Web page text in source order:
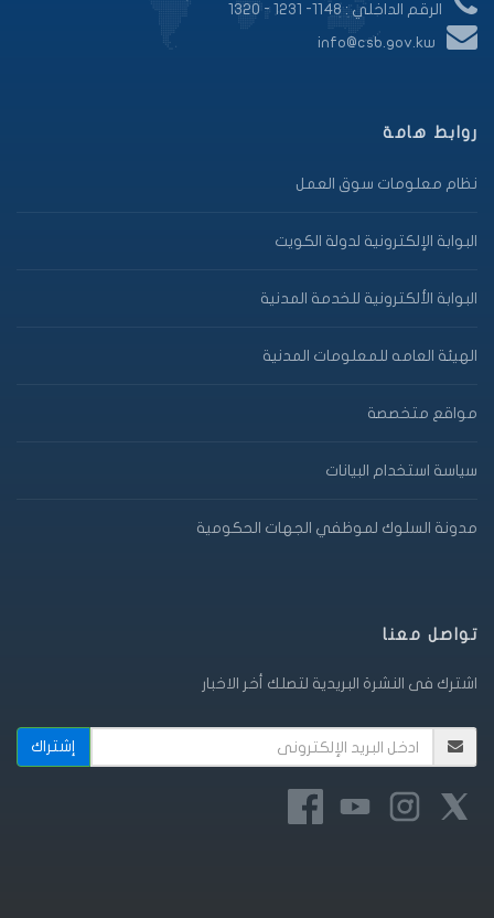
الرقم الداخلي : 1148- 1231 - 1320
info@csb.gov.kw
روابط هامة
نظام معلومات سوق العمل
البوابة الإلكترونية لدولة الكويت
البوابة الألكترونية للخدمة المدنية
الهيئة العامه للمعلومات المدنية
مواقع متخصصة
سياسة استخدام البيانات
مدونة السلوك لموظفي الجهات الحكومية
تواصل معنا
اشترك فى النشرة البريدية لتصلك أخر الاخبار